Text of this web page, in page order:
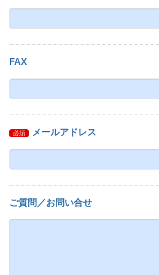
FAX
必須 メールアドレス
ご質問／お問い合せ